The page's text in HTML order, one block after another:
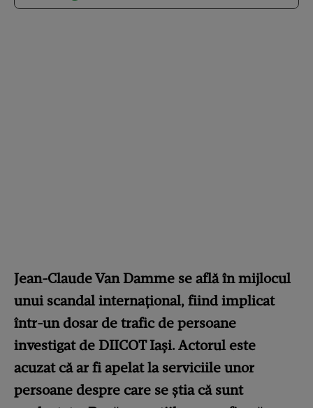
Jean-Claude Van Damme se află în mijlocul
unui scandal internațional, fiind implicat
într-un dosar de trafic de persoane
investigat de DIICOT Iași. Actorul este
acuzat că ar fi apelat la serviciile unor
persoane despre care se știa că sunt